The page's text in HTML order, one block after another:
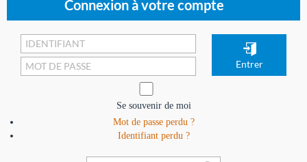
Connexion à votre compte
Se souvenir de moi
Mot de passe perdu ?
Identifiant perdu ?